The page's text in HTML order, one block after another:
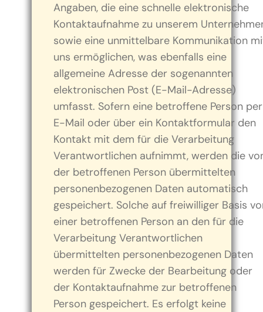
Angaben, die eine schnelle elektronische
Kontaktaufnahme zu unserem
sowie eine unmittelbare Kommunikation
uns ermöglichen, was ebenfalls eine
allgemeine Adresse der sogenannten
elektronischen Post (E-Mail-Adresse)
umfasst. Sofern eine betroffene Person per
E-Mail oder über ein Kontaktformular den
Kontakt mit dem für die Verarbeitung
Verantwortlichen aufnimmt, werden die
der betroffenen Person übermittelten
personenbezogenen Daten automatisch
gespeichert. Solche auf freiwilliger Basis
einer betroffenen Person an den für die
Verarbeitung Verantwortlichen
übermittelten personenbezogenen Daten
werden für Zwecke der Bearbeitung oder
der Kontaktaufnahme zur betroffenen
Person gespeichert. Es erfolgt keine